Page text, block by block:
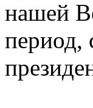
нашей
период,